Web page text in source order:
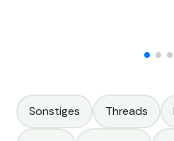
Sonstiges Threads